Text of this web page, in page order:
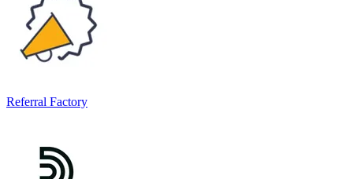
Referral Factory